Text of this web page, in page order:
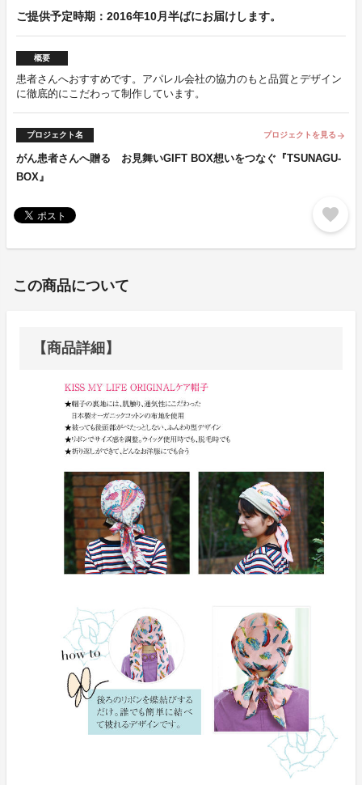
ご提供予定時期：2016年10月半ばにお届けします。
概要
患者さんへおすすめです。アパレル会社の協力のもと品質とデザイン
に徹底的にこだわって制作しています。
プロジェクト名 プロジェクトを見る arrow_forward
がん患者さんへ贈る お見舞いGIFT BOX想いをつなぐ『TSUNAGU-
BOX』
favorite
この商品について
【商品詳細】